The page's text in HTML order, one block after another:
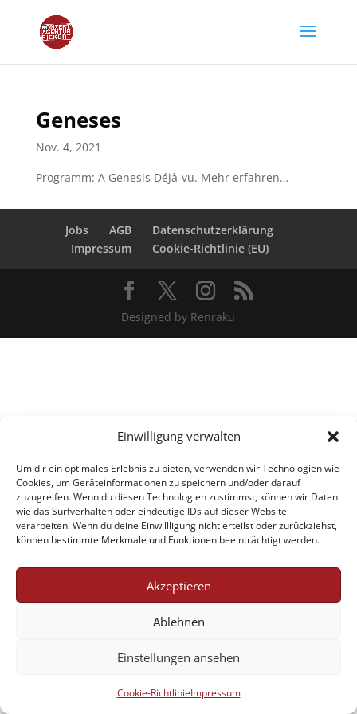
Einwilligung verwalten
Um dir ein optimales Erlebnis zu bieten, verwenden wir Technologien wie
Cookies, um Geräteinformationen zu speichern und/oder darauf
zuzugreifen. Wenn du diesen Technologien zustimmst, können wir Daten
wie das Surfverhalten oder eindeutige IDs auf dieser Website
verarbeiten. Wenn du deine Einwillligung nicht erteilst oder zurückziehst,
können bestimmte Merkmale und Funktionen beeinträchtigt werden.
Akzeptieren
Ablehnen
Einstellungen ansehen
Cookie-RichtlinieImpressum
Geneses
Nov. 4, 2021
Programm: A Genesis Déjà-vu. Mehr erfahren…
Jobs AGB
Datenschutzerklärung
Impressum
Cookie-Richtlinie (EU)
Designed by Renraku